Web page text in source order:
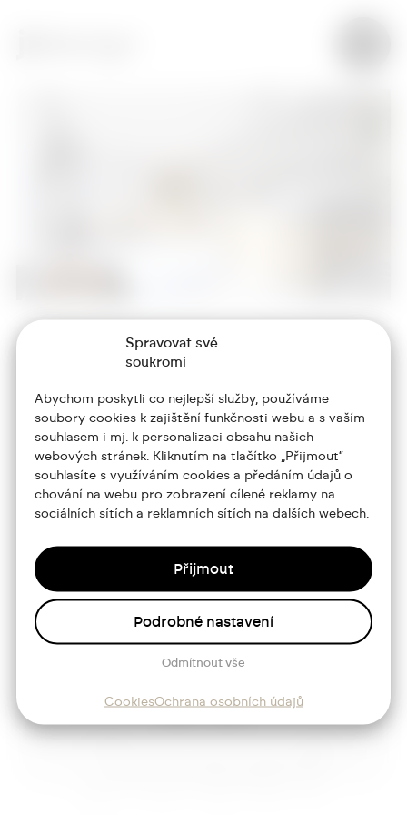
Spravovat své
soukromí
Abychom poskytli co nejlepší služby, používáme
soubory cookies k zajištění funkčnosti webu a s vaším
souhlasem i mj. k personalizaci obsahu našich
webových stránek. Kliknutím na tlačítko „Přijmout“
souhlasíte s využíváním cookies a předáním údajů o
chování na webu pro zobrazení cílené reklamy na
sociálních sítích a reklamních sítích na dalších webech.
Přijmout
Odmítnout vše
Podrobné nastavení
CookiesOchrana osobních údajů
Portfolio
O mně
Služby
Blog
Kontakt
+420 773 986 416
jtdesign@joseftrakal.cz